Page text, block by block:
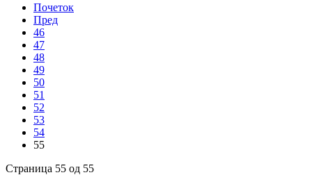
Почеток
Пред
46
47
48
49
50
51
52
53
54
55
Страница 55 од 55